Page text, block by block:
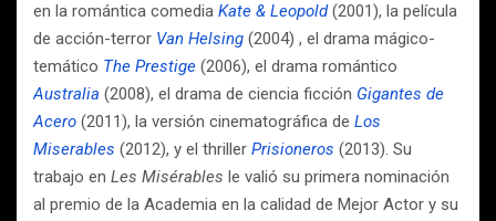
en la romántica comedia Kate & Leopold(2001), la película
de acción-terror Van Helsing (2004) , el drama mágico-
temático The Prestige (2006), el drama romántico
Australia (2008), el drama de ciencia ficción Gigantes de
Acero (2011), la versión cinematográfica de Los
Miserables (2012), y el thriller Prisioneros (2013). Su
trabajo en Les Misérables le valió su primera nominación
al premio de la Academia en la calidad de Mejor Actor y su